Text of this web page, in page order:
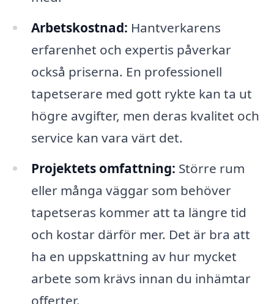
Arbetskostnad: Hantverkarens
erfarenhet och expertis påverkar
också priserna. En professionell
tapetserare med gott rykte kan ta ut
högre avgifter, men deras kvalitet och
service kan vara värt det.
Projektets omfattning: Större rum
eller många väggar som behöver
tapetseras kommer att ta längre tid
och kostar därför mer. Det är bra att
ha en uppskattning av hur mycket
arbete som krävs innan du inhämtar
offerter.